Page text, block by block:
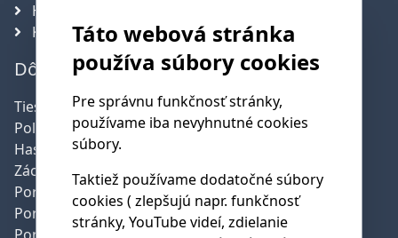
Hlavný kontrolór obce
Komisie
Dôležité telefónne čísla
Tiesňová linka:112
Polícia:
158
Hasičská služba:
Záchranná služba:
155
Poruchy SSE: 0800 159 000
Poruchy SPP: 0850 111 727
Táto webová stránka
používa súbory cookies
Pre správnu funkčnosť stránky,
používame iba nevyhnutné cookies
súbory.
Taktiež používame dodatočné súbory
cookies ( zlepšujú napr. funkčnosť
stránky, YouTube videí, zdielanie